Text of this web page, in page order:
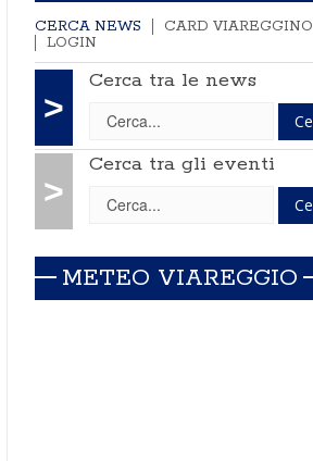
CERCA NEWS
CARD VIAREGGINO
LOGIN
>
Cerca tra le news
>
Cerca tra gli eventi
METEO VIAREGGIO